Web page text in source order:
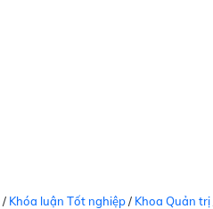
/ Khóa luận Tốt nghiệp/ Khoa Quản trị